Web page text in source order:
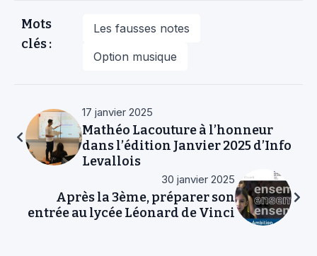
Mots
clés :
Les fausses notes
Option musique
17 janvier 2025
Mathéo Lacouture à l’honneur
dans l’édition Janvier 2025 d’Info
Levallois
30 janvier 2025
Après la 3ème, préparer son
entrée au lycée Léonard de Vinci